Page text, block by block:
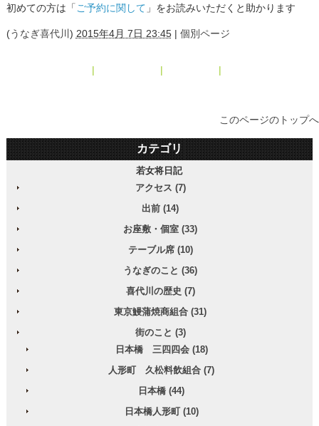
初めての方は「ご予約に関して 」をお読みいただくと助かります
(うなぎ喜代川 ) 2015年4月 7日 23:45| 個別ページ
| | |
このページのトップへ
カテゴリ
若女将日記
アクセス (7)
出前 (14)
お座敷・個室 (33)
テーブル席 (10)
うなぎのこと (36)
喜代川の歴史 (7)
東京鰻蒲焼商組合 (31)
街のこと (3)
日本橋 三四四会 (18)
人形町 久松料飲組合 (7)
日本橋 (44)
日本橋人形町 (10)